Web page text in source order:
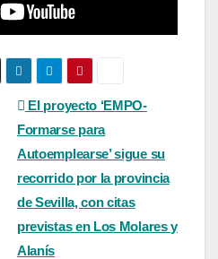
El proyecto ‘EMPO-
Formarse para
Autoemplearse’ sigue su
recorrido por la provincia
de Sevilla, con citas
previstas en Los Molares y
Alanís